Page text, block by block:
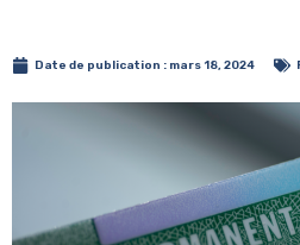
Date de publication : mars 18, 2024